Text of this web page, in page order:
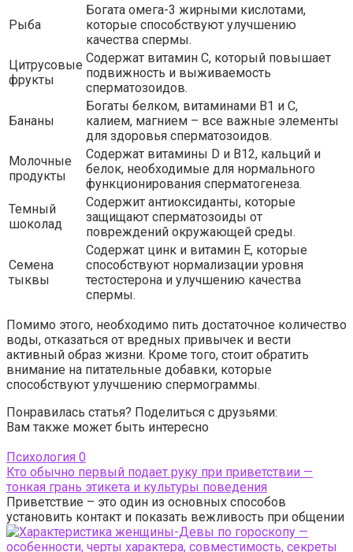
Рыба
Богата омега-3 жирными кислотами,
которые способствуют улучшению
качества спермы.
Цитрусовые
фрукты
Содержат витамин С, который повышает
подвижность и выживаемость
сперматозоидов.
Бананы
Богаты белком, витаминами B1 и C,
калием, магнием – все важные элементы
для здоровья сперматозоидов.
Молочные
продукты
Содержат витамины D и B12, кальций и
белок, необходимые для нормального
функционирования сперматогенеза.
Темный
шоколад
Содержит антиоксиданты, которые
защищают сперматозоиды от
повреждений окружающей среды.
Семена
тыквы
Содержат цинк и витамин Е, которые
способствуют нормализации уровня
тестостерона и улучшению качества
спермы.
Помимо этого, необходимо пить достаточное количество
воды, отказаться от вредных привычек и вести
активный образ жизни. Кроме того, стоит обратить
внимание на питательные добавки, которые
способствуют улучшению спермограммы.
Понравилась статья? Поделиться с друзьями:
Вам также может быть интересно
Психология 0
Кто обычно первый подает руку при приветствии —
тонкая грань этикета и культуры поведения
Приветствие – это один из основных способов
установить контакт и показать вежливость при общении